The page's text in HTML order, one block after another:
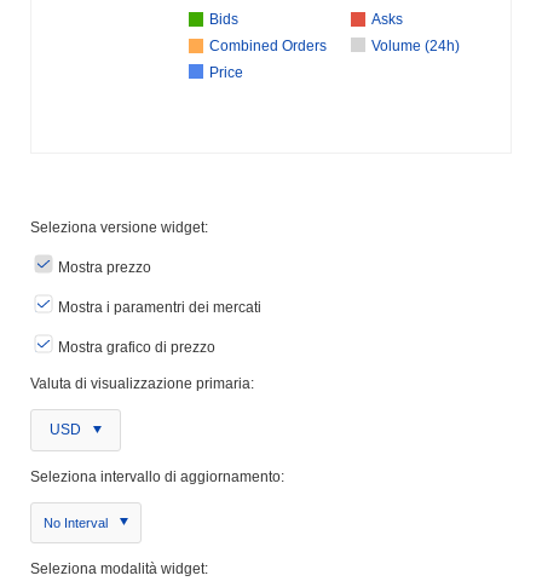
Bids
Asks
Combined Orders
Volume (24h)
Price
Seleziona versione widget:
Mostra prezzo
Mostra i paramentri dei mercati
Mostra grafico di prezzo
Valuta di visualizzazione primaria:
USD
Seleziona intervallo di aggiornamento:
No Interval
Seleziona modalità widget: